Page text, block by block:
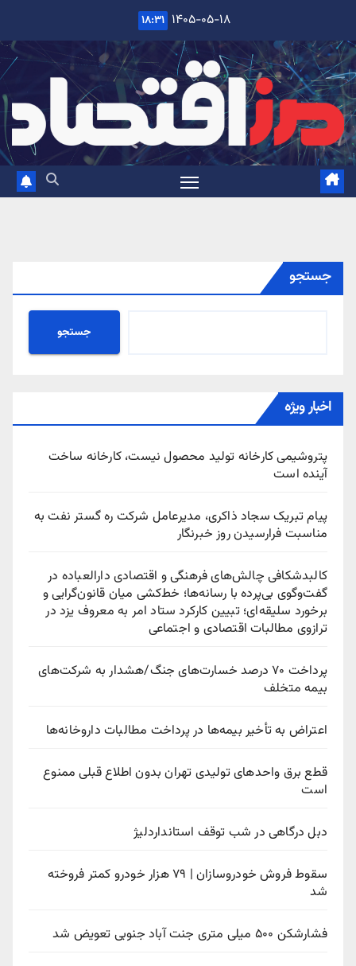
content
۱۴۰۵-۰۵-۱۸ ۱۸:۳۱
جستجو
جستجو
اخبار ویژه
پتروشیمی کارخانه تولید محصول نیست، کارخانه ساخت
آینده است
پیام تبریک سجاد ذاکری، مدیرعامل شرکت ره‌ گستر نفت به
مناسبت فرارسیدن روز خبرنگار
کالبدشکافی چالش‌های فرهنگی و اقتصادی دارالعباده در
گفت‌وگوی بی‌پرده با رسانه‌ها؛ خط‌کشی میان قانون‌گرایی و
برخورد سلیقه‌ای؛ تبیین کارکرد ستاد امر به معروف یزد در
ترازوی مطالبات اقتصادی و اجتماعی
پرداخت ۷۰ درصد خسارت‌های جنگ/هشدار به شرکت‌های
بیمه متخلف
اعتراض به تأخیر بیمه‌ها در پرداخت مطالبات داروخانه‌ها
قطع برق واحدهای تولیدی تهران بدون اطلاع قبلی ممنوع
است
دبل درگاهی در شب توقف استانداردلیژ
سقوط فروش خودروسازان | ۷۹ هزار خودرو کمتر فروخته
شد
فشارشکن ۵۰۰ میلی متری جنت آباد جنوبی تعویض شد